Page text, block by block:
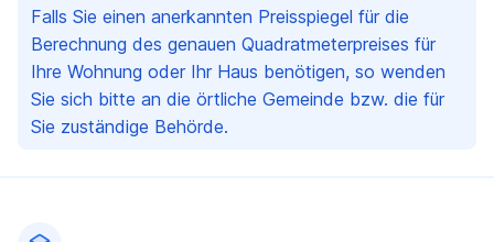
Falls Sie einen anerkannten Preisspiegel für die
Berechnung des genauen Quadratmeterpreises für
Ihre Wohnung oder Ihr Haus benötigen, so wenden
Sie sich bitte an die örtliche Gemeinde bzw. die für
Sie zuständige Behörde.